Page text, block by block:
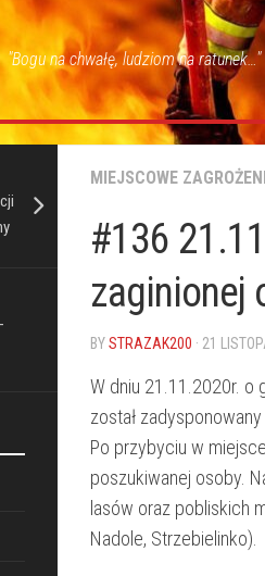
"Bogu na chwałę, ludziom na ratunek…"
MIEJSCOWE
#136
zaginionej
BYSTRAZAK200 · 21
W dniu 21.11.2020r. o
został
Po przybyciu w
poszukiwanej osoby.
lasów oraz pobliskich
Nadole, Strzebielinko).